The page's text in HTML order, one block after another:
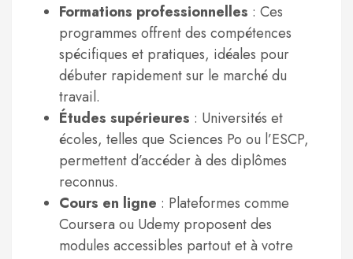
Formations professionnelles : Ces
programmes offrent des compétences
spécifiques et pratiques, idéales pour
débuter rapidement sur le marché du
travail.
Études supérieures : Universités et
écoles, telles que Sciences Po ou l’ESCP,
permettent d’accéder à des diplômes
reconnus.
Cours en ligne : Plateformes comme
Coursera ou Udemy proposent des
modules accessibles partout et à votre